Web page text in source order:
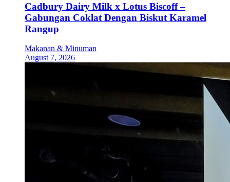
Cadbury Dairy Milk x Lotus Biscoff –
Gabungan Coklat Dengan Biskut Karamel
Rangup
Makanan & Minuman
August 7, 2026